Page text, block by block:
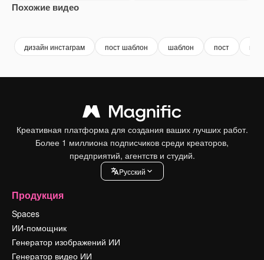
Похожие видео
дизайн инстаграм пост шаблон шаблон пост
Креативная платформа для создания ваших лучших работ.
Более 1 миллиона подписчиков среди креаторов,
предприятий, агентств и студий.
Pусский
Продукция
Spaces
ИИ-помощник
Генератор изображений ИИ
Генератор видео ИИ